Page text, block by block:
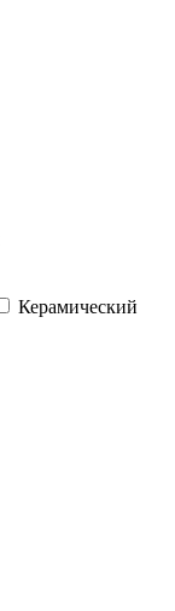
Керамический